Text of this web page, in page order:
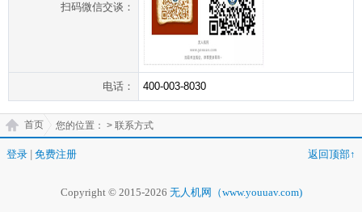
扫码微信交谈：
电话： 400-003-8030
您的位置：
首页 > 联系方式
登录 免费注册 返回顶部↑
Copyright © 2015-2026 无人机网（www.youuav.com)